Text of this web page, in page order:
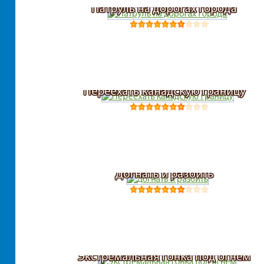
Патруль на дорогах города
Переехать канадскую границу
Догнать и разбить
Экстремальная гонка под огнем